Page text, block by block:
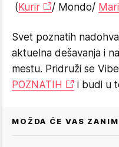
(Kurir / Mondo/
Svet poznatih
aktuelna dešavanja i
mestu. Pridruži se
POZNATIH
i budi u
MOŽDA ĆE VAS